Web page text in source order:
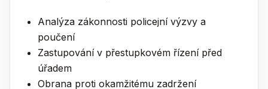
Analýza zákonnosti policejní výzvy a
poučení
Zastupování v přestupkovém řízení před
úřadem
Obrana proti okamžitému zadržení